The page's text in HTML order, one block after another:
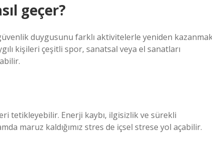
geçer?
duygusunu farklı aktivitelerle yeniden
kişileri çeşitli spor, sanatsal veya el sanatları
tetikleyebilir. Enerji kaybı, ilgisizlik ve sürekli
maruz kaldığımız stres de içsel strese yol açabilir.